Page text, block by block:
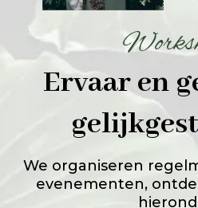
Ervaar en
We organiseren
evenementen,